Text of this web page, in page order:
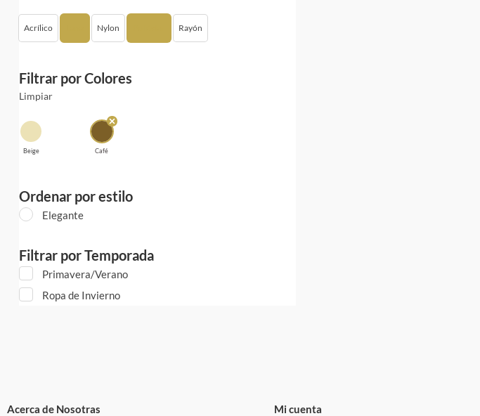
Acrílico Nylon Rayón
Filtrar por Colores
Limpiar
Beige Café
Ordenar por estilo
Elegante
Filtrar por Temporada
Primavera/Verano
Ropa de Invierno
Acerca de Nosotras Mi cuenta